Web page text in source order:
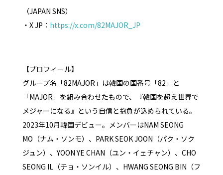
（JAPAN SNS）
・X JP： https://x.com/82MAJOR_JP
【プロフィール】
グループ名「82MAJOR」は韓国の国番号「82」と
「MAJOR」を組み合わせたもので、『韓国を超え世界で
メジャーになる』という自信と抱負が込められている。
2023年10月韓国デビュー。メンバーはNAM SEONG
MO（ナム・ソンモ）、PARK SEOK JOON（パク・ソク
ジュン）、YOON YE CHAN（ユン・イェチャン）、CHO
SEONG IL（チョ・ソンイル）、HWANG SEONG BIN（フ